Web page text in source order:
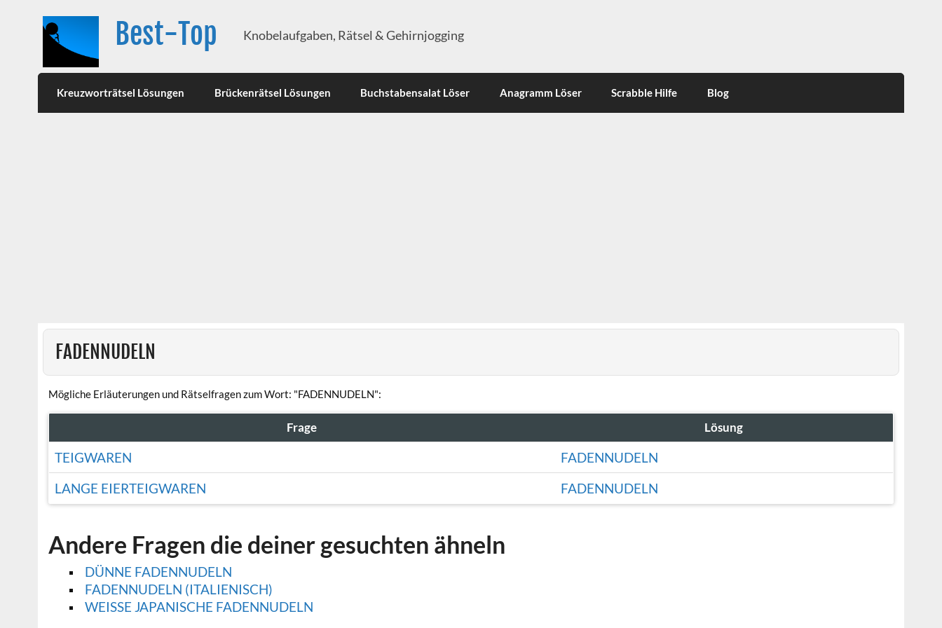
Best-Top Knobelaufgaben, Rätsel & Gehirnjogging
Kreuzworträtsel Lösungen Brückenrätsel Lösungen Buchstabensalat Löser Anagramm Löser Scrabble Hilfe Blog
FADENNUDELN
Mögliche Erläuterungen und Rätselfragen zum Wort: "FADENNUDELN":
Frage Lösung
TEIGWAREN
FADENNUDELN
LANGE EIERTEIGWAREN
FADENNUDELN
Andere Fragen die deiner gesuchten ähneln
DÜNNE FADENNUDELN
FADENNUDELN (ITALIENISCH)
WEISSE JAPANISCHE FADENNUDELN